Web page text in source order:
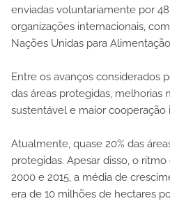
enviadas voluntariamente por
organizações internacionais,
Nações Unidas para
Entre os avanços considerados
das áreas protegidas, melhorias
sustentável e maior cooperação
Atualmente, quase 20% das
protegidas. Apesar disso, o
2000 e 2015, a média de
era de 10 milhões de hectares